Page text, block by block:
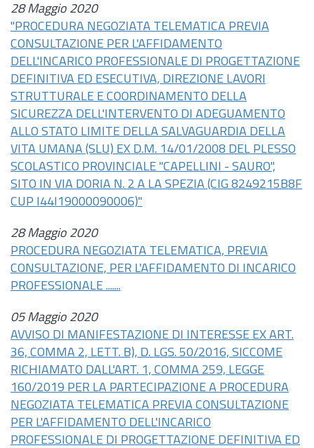
28 Maggio 2020
"PROCEDURA NEGOZIATA TELEMATICA PREVIA
CONSULTAZIONE PER L'AFFIDAMENTO
DELL'INCARICO PROFESSIONALE DI PROGETTAZIONE
DEFINITIVA ED ESECUTIVA, DIREZIONE LAVORI
STRUTTURALE E COORDINAMENTO DELLA
SICUREZZA DELL'INTERVENTO DI ADEGUAMENTO
ALLO STATO LIMITE DELLA SALVAGUARDIA DELLA
VITA UMANA (SLU) EX D.M. 14/01/2008 DEL PLESSO
SCOLASTICO PROVINCIALE "CAPELLINI - SAURO",
SITO IN VIA DORIA N. 2 A LA SPEZIA (CIG 8249215B8F
CUP I44I19000090006)"
28 Maggio 2020
PROCEDURA NEGOZIATA TELEMATICA, PREVIA
CONSULTAZIONE, PER L'AFFIDAMENTO DI INCARICO
PROFESSIONALE .......
05 Maggio 2020
AVVISO DI MANIFESTAZIONE DI INTERESSE EX ART.
36, COMMA 2, LETT. B), D. LGS. 50/2016, SICCOME
RICHIAMATO DALL'ART. 1, COMMA 259, LEGGE
160/2019 PER LA PARTECIPAZIONE A PROCEDURA
NEGOZIATA TELEMATICA PREVIA CONSULTAZIONE
PER L'AFFIDAMENTO DELL'INCARICO
PROFESSIONALE DI PROGETTAZIONE DEFINITIVA ED